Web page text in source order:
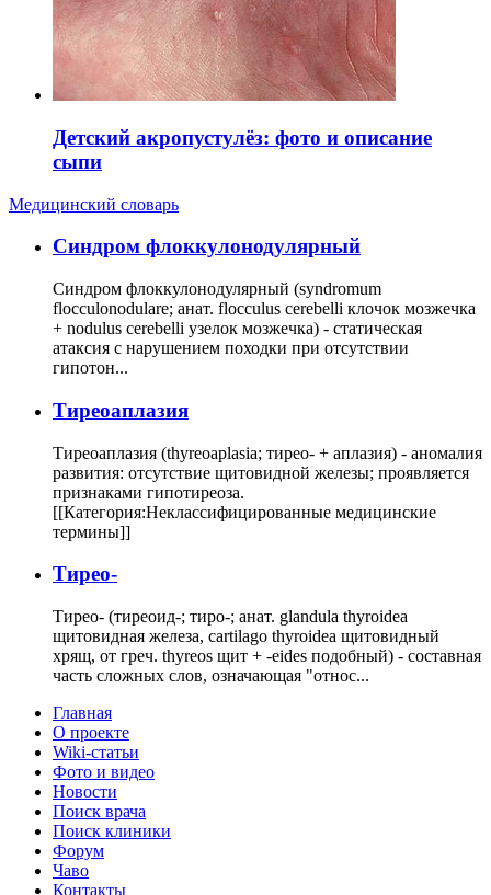
Детский акропустулёз: фото и описание
сыпи
Медицинский словарь
Cиндром флоккулонодулярный
Синдром флоккулонодулярный (syndromum
flocculonodulare; анат. flocculus cerebelli клочок мозжечка
+ nodulus cerebelli узелок мозжечка) - статическая
атаксия с нарушением походки при отсутствии
гипотон...
Тиреоаплазия
Тиреоаплазия (thyreoaplasia; тирео- + аплазия) - аномалия
развития: отсутствие щитовидной железы; проявляется
признаками гипотиреоза.
[[Категория:Неклассифицированные медицинские
термины]]
Тирео-
Тирео- (тиреоид-; тиро-; анат. glandula thyroidea
щитовидная железа, cartilago thyroidea щитовидный
хрящ, от греч. thyreos щит + -eides подобный) - составная
часть сложных слов, означающая "относ...
Главная
О проекте
Wiki-статьи
Фото и видео
Новости
Поиск врача
Поиск клиники
Форум
Чаво
Контакты